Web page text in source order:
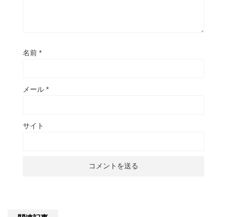
名前 *
メール *
サイト